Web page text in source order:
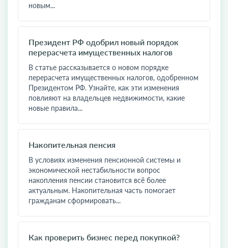
новым...
Президент РФ одобрил новый порядок
перерасчета имущественных налогов
В статье рассказывается о новом порядке
перерасчета имущественных налогов, одобренном
Президентом РФ. Узнайте, как эти изменения
повлияют на владельцев недвижимости, какие
новые правила...
Накопительная пенсия
В условиях изменения пенсионной системы и
экономической нестабильности вопрос
накопления пенсии становится всё более
актуальным. Накопительная часть помогает
гражданам сформировать...
Как проверить бизнес перед покупкой?